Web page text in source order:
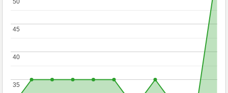
35
35
40
40
45
45
50
50